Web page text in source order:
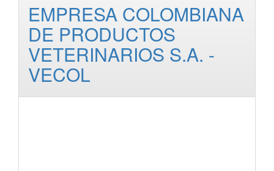
EMPRESA COLOMBIANA
DE PRODUCTOS
VETERINARIOS S.A. -
VECOL